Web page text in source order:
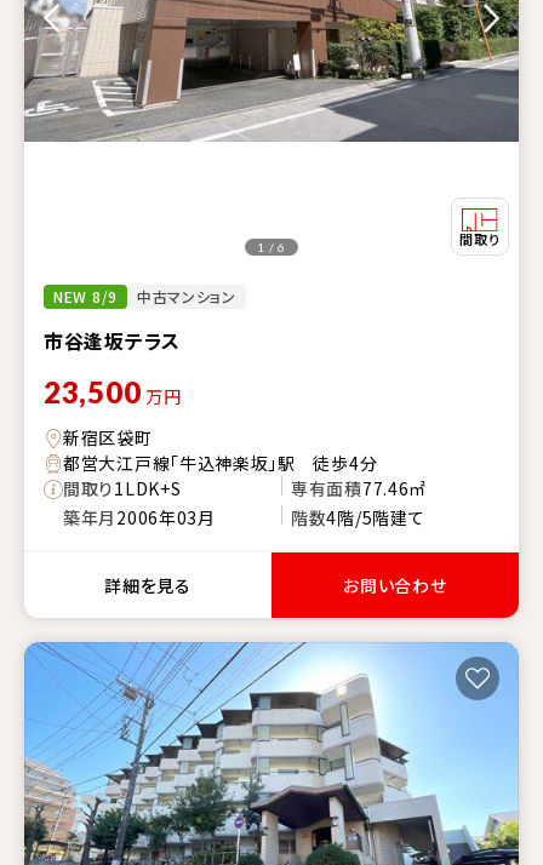
NEW 8/9 中古マンション
市谷逢坂テラス
1 / 6
23,500 万円
新宿区袋町
都営大江戸線「牛込神楽坂」駅 徒歩4分
間取り1LDK+S 専有面積77.46㎡
築年月 2006年03月 階数4階/5階建て
詳細を見る お問い合わせ